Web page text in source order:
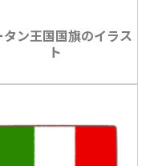
タン王国国旗のイラス
ト